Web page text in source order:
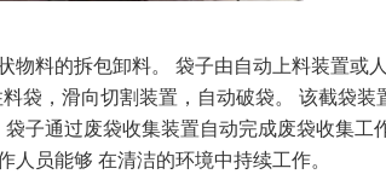
料的拆包卸料。 袋子由自动上料装置或
袋，滑向切割装置，自动破袋。 该截袋装
子通过废袋收集装置自动完成废袋收集工
员能够 在清洁的环境中持续工作。